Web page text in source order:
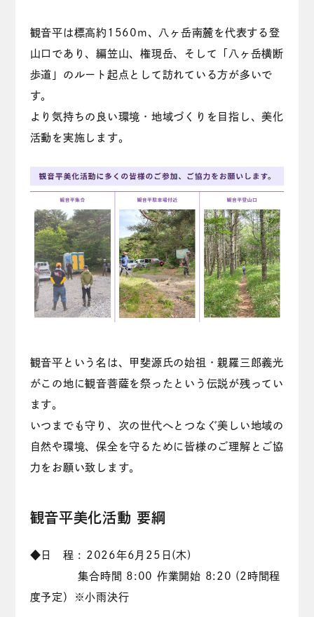
観音平は標高約1560m、八ヶ岳南麓を代表する登
山口であり、編笠山、権現岳、そして「八ヶ岳横断
歩道」のルート起点として訪れている方が多いで
す。
より気持ちの良い環境・地域づくりを目指し、美化
活動を実施します。
観音平という名は、甲斐源氏の始祖・親羅三郎義光
がこの地に観音菩薩を祭ったという伝説が残ってい
ます。
いつまでも守り、次の世代へとつなぐ美しい地域の
自然や環境、保全を守るために皆様のご理解とご協
力をお願い致します。
観音平美化活動 要綱
◆日 程 : 2026年6月25日(木)
集合時間 8:00 作業開始 8:20 (2時間程
度予定）※小雨決行